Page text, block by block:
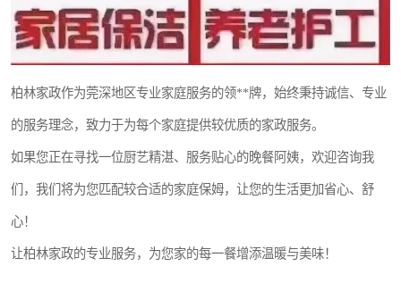
柏林家政作为莞深地区专业家庭服务的领**牌，始终秉持诚信、专业
的服务理念，致力于为每个家庭提供较优质的家政服务。
如果您正在寻找一位厨艺精湛、服务贴心的晚餐阿姨，欢迎咨询我
们，我们将为您匹配较合适的家庭保姆，让您的生活更加省心、舒
心！
让柏林家政的专业服务，为您家的每一餐增添温暖与美味！